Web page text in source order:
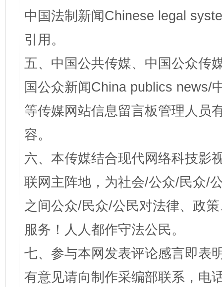
中国法制新闻Chinese legal
引用。
五、中国公共传媒、中国公众传
国公众新闻China publics news/
等传媒网站信息留言板管理人员
容。
六、本传媒结合现代网络科技影
联网主阵地，为社会/公众/民众/
之间公众/民众/公民对法律、政
服务！人人都作守法公民。
七、参与本网发表评论感言即表
有意见请向制作采编部联系，电